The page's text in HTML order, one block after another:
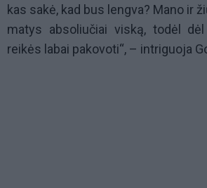
kas sakė, kad bus lengva? Mano ir
matys absoliučiai viską, todėl
reikės labai pakovoti“, – intriguoja